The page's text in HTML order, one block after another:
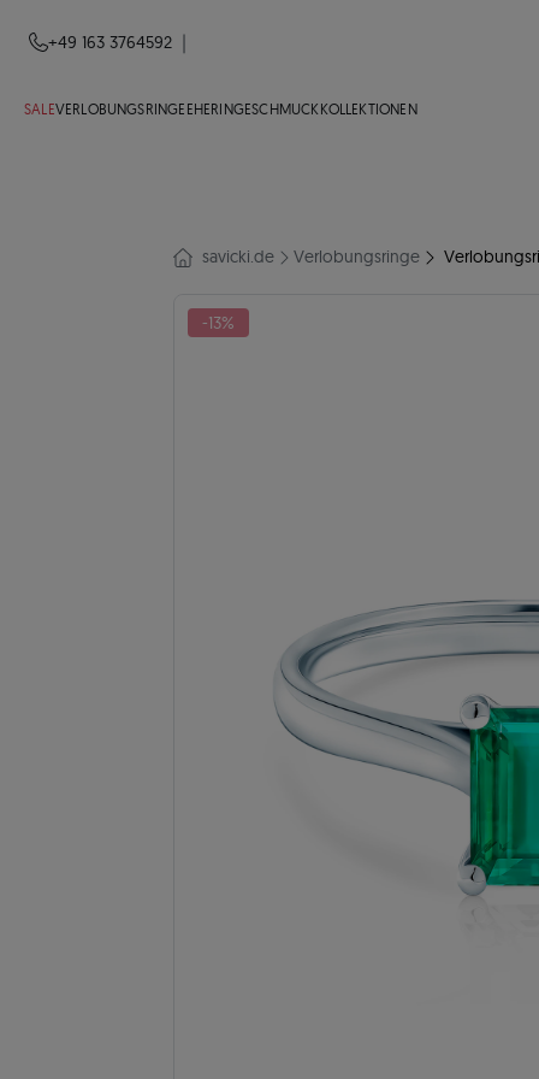
+49 163 3764592
SALEVERLOBUNGSRINGE EHERINGESCHMUCKKOLLEKTIONEN
savicki.de Verlobungsringe
-13%